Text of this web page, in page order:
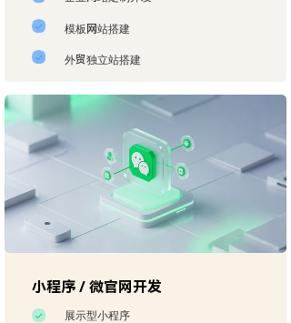
模板网站搭建
外贸独立站搭建
小程序 / 微官网开发
展示型小程序